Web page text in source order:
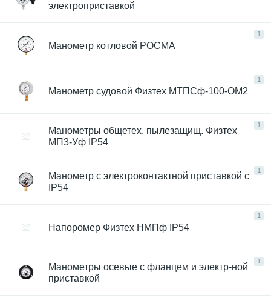
электроприставкой
1
Манометр котловой РОСМА
1
Манометр судовой Физтех МТПСф-100-ОМ2
1
Манометры общетех. пылезащищ. Физтех
МП3-Уф IP54
1
Манометр с электроконтактной приставкой с
IP54
1
Напоромер Физтех НМПф IP54
1
Манометры осевые с фланцем и электр-ной
приставкой